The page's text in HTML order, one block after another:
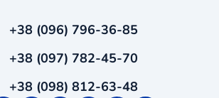
+38 (096) 796-36-85
+38 (097) 782-45-70
+38 (098) 812-63-48